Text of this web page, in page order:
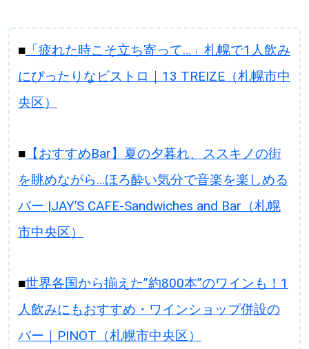
■「疲れた時こそ立ち寄って…」札幌で1人飲み
にぴったりなビストロ｜13 TREIZE（札幌市中
央区）
■【おすすめBar】夏の夕暮れ、ススキノの街
を眺めながら…ほろ酔い気分で音楽を楽しめる
バー |JAY’S CAFE-Sandwiches and Bar（札幌
市中央区）
■世界各国から揃えた”約800本”のワインも！1
人飲みにもおすすめ・ワインショップ併設の
バー｜PINOT（札幌市中央区）